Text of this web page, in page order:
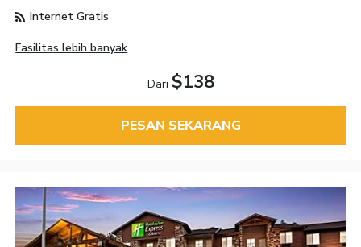
Internet Gratis
Fasilitas lebih banyak
Dari $138
PESAN SEKARANG